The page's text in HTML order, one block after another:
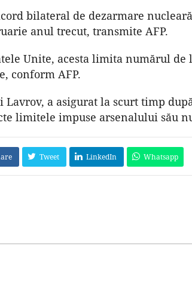
bilateral de dezarmare
anul trecut, transmite AFP.
Unite, acesta limita numărul de
conform AFP.
Lavrov, a asigurat la scurt timp
limitele impuse arsenalului său
Tweet LinkedIn Whatsapp